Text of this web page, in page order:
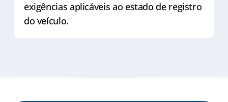
exigências aplicáveis ao estado de registro
do veículo.